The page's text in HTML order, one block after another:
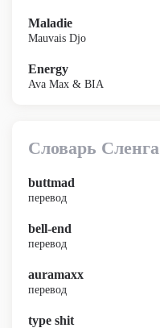
Maladie
Mauvais Djo
Energy
Ava Max & BIA
Словарь Сленга
buttmad
перевод
bell-end
перевод
auramaxx
перевод
type shit